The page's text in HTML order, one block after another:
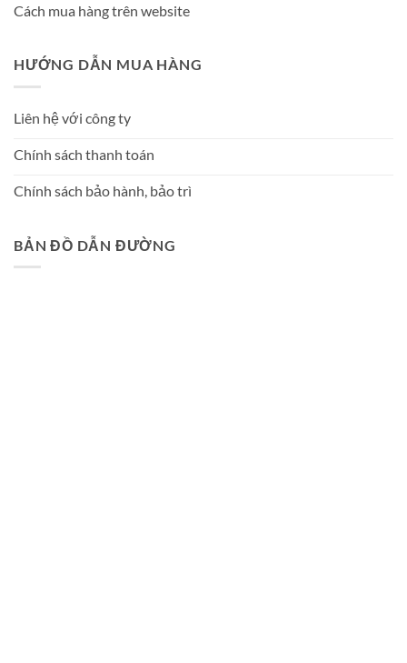
Cách mua hàng trên website
HƯỚNG DẪN MUA HÀNG
Liên hệ với công ty
Chính sách thanh toán
Chính sách bảo hành, bảo trì
BẢN ĐỒ DẪN ĐƯỜNG